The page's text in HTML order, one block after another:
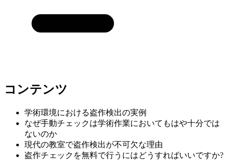
コンテンツ
学術環境における盗作検出の実例
なぜ手動チェックは学術作業においてもはや十分では
ないのか
現代の教室で盗作検出が不可欠な理由
盗作チェックを無料で行うにはどうすればいいですか?